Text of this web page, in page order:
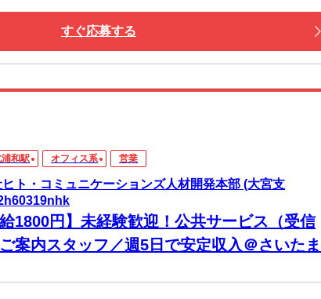
すぐ応募する
和駅 オフィス系 営業
ト・コミュニケーションズ人材開発本部 (大宮支
給1800円】未経験歓迎！公共サービス（受信
案内スタッフ／週5日で安定収入＠さいたま